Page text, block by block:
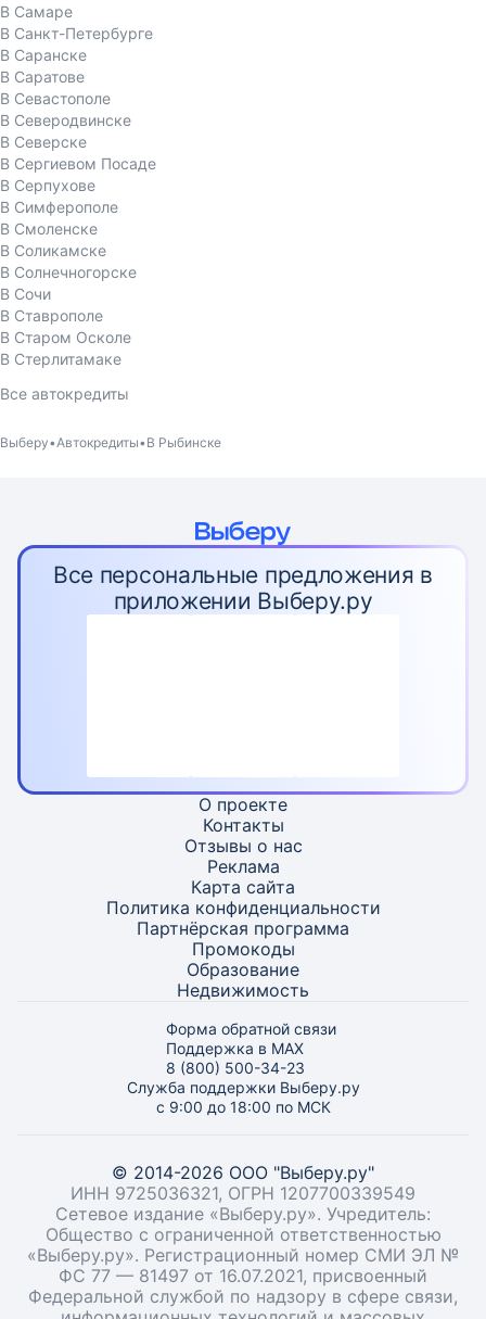
В Самаре
В Санкт-Петербурге
В Саранске
В Саратове
В Севастополе
В Северодвинске
В Северске
В Сергиевом Посаде
В Серпухове
В Симферополе
В Смоленске
В Соликамске
В Солнечногорске
В Сочи
В Ставрополе
В Старом Осколе
В Стерлитамаке
Все автокредиты
Выберу Автокредиты В Рыбинске
Все персональные предложения в
приложении Выберу.ру
О проекте
Контакты
Отзывы о нас
Реклама
Карта сайта
Политика конфиденциальности
Партнёрская программа
Промокоды
Образование
Недвижимость
Форма обратной связи
Поддержка в MAX
8 (800) 500-34-23
Служба поддержки Выберу.ру
с 9:00 до 18:00 по МСК
© 2014-2026 ООО "Выберу.ру"
ИНН 9725036321, ОГРН 1207700339549
Сетевое издание «Выберу.ру». Учредитель:
Общество с ограниченной ответственностью
«Выберу.ру». Регистрационный номер СМИ ЭЛ №
ФС 77 — 81497 от 16.07.2021, присвоенный
Федеральной службой по надзору в сфере связи,